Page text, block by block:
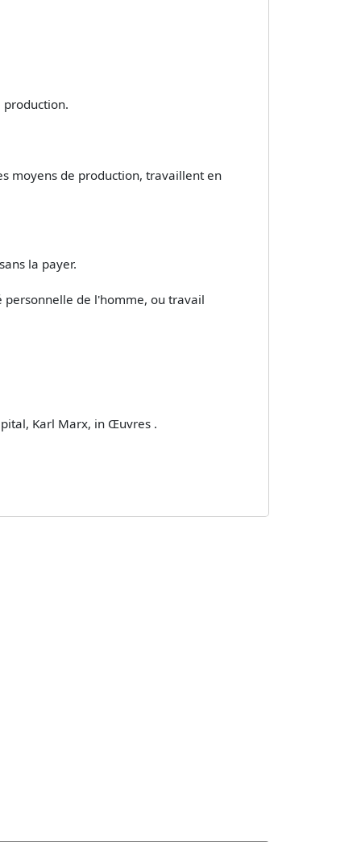
production.
moyens de production, travaillent en
la payer.
personnelle de l'homme, ou travail
Karl Marx, in Œuvres .